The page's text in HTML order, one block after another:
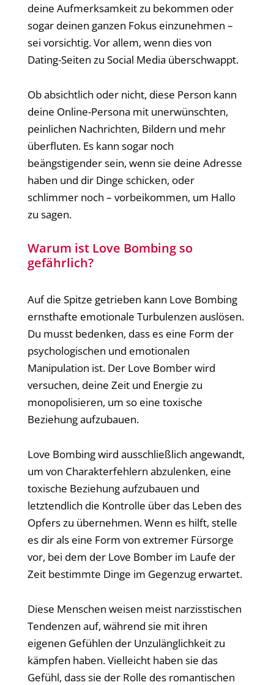
deine Aufmerksamkeit zu bekommen oder
sogar deinen ganzen Fokus einzunehmen –
sei vorsichtig. Vor allem, wenn dies von
Dating-Seiten zu Social Media überschwappt.
Ob absichtlich oder nicht, diese Person kann
deine Online-Persona mit unerwünschten,
peinlichen Nachrichten, Bildern und mehr
überfluten. Es kann sogar noch
beängstigender sein, wenn sie deine Adresse
haben und dir Dinge schicken, oder
schlimmer noch – vorbeikommen, um Hallo
zu sagen.
Warum ist Love Bombing so
gefährlich?
Auf die Spitze getrieben kann Love Bombing
ernsthafte emotionale Turbulenzen auslösen.
Du musst bedenken, dass es eine Form der
psychologischen und emotionalen
Manipulation ist. Der Love Bomber wird
versuchen, deine Zeit und Energie zu
monopolisieren, um so eine toxische
Beziehung aufzubauen.
Love Bombing wird ausschließlich angewandt,
um von Charakterfehlern abzulenken, eine
toxische Beziehung aufzubauen und
letztendlich die Kontrolle über das Leben des
Opfers zu übernehmen. Wenn es hilft, stelle
es dir als eine Form von extremer Fürsorge
vor, bei dem der Love Bomber im Laufe der
Zeit bestimmte Dinge im Gegenzug erwartet.
Diese Menschen weisen meist narzisstischen
Tendenzen auf, während sie mit ihren
eigenen Gefühlen der Unzulänglichkeit zu
kämpfen haben. Vielleicht haben sie das
Gefühl, dass sie der Rolle des romantischen